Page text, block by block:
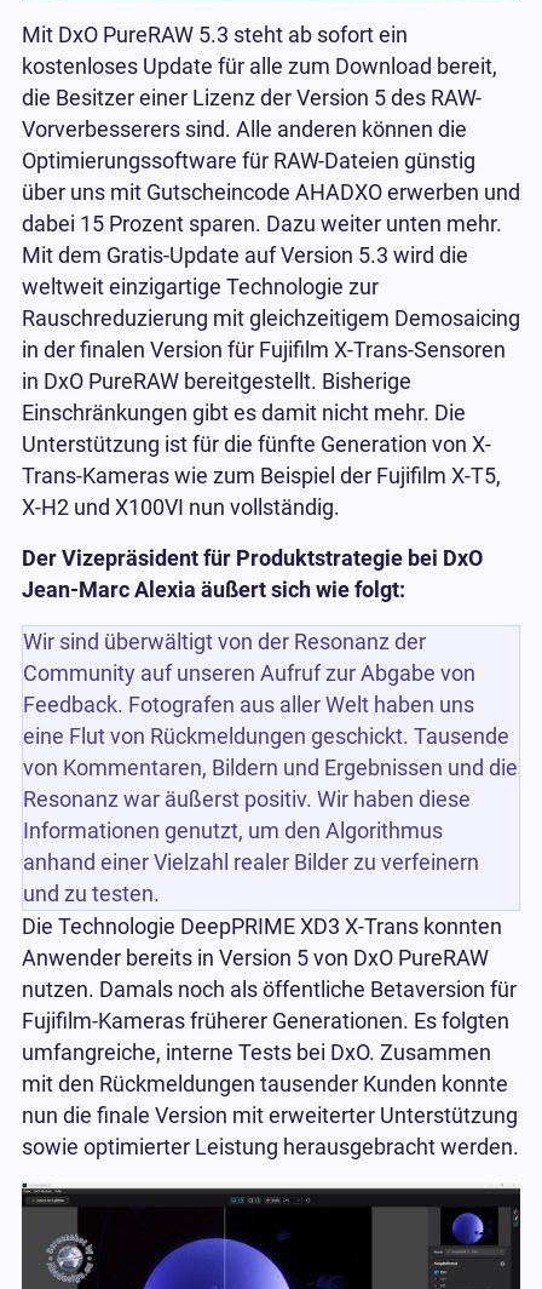
Mit DxO PureRAW 5.3 steht ab sofort ein
kostenloses Update für alle zum Download bereit,
die Besitzer einer Lizenz der Version 5 des RAW-
Vorverbesserers sind. Alle anderen können die
Optimierungssoftware für RAW-Dateien günstig
über uns mit Gutscheincode AHADXO erwerben und
dabei 15 Prozent sparen. Dazu weiter unten mehr.
Mit dem Gratis-Update auf Version 5.3 wird die
weltweit einzigartige Technologie zur
Rauschreduzierung mit gleichzeitigem Demosaicing
in der finalen Version für Fujifilm X-Trans-Sensoren
in DxO PureRAW bereitgestellt. Bisherige
Einschränkungen gibt es damit nicht mehr. Die
Unterstützung ist für die fünfte Generation von X-
Trans-Kameras wie zum Beispiel der Fujifilm X-T5,
X-H2 und X100VI nun vollständig.
Der Vizepräsident für Produktstrategie bei DxO
Jean-Marc Alexia äußert sich wie folgt:
Wir sind überwältigt von der Resonanz der
Community auf unseren Aufruf zur Abgabe von
Feedback. Fotografen aus aller Welt haben uns
eine Flut von Rückmeldungen geschickt. Tausende
von Kommentaren, Bildern und Ergebnissen und die
Resonanz war äußerst positiv. Wir haben diese
Informationen genutzt, um den Algorithmus
anhand einer Vielzahl realer Bilder zu verfeinern
und zu testen.
Die Technologie DeepPRIME XD3 X-Trans konnten
Anwender bereits in Version 5 von DxO PureRAW
nutzen. Damals noch als öffentliche Betaversion für
Fujifilm-Kameras früherer Generationen. Es folgten
umfangreiche, interne Tests bei DxO. Zusammen
mit den Rückmeldungen tausender Kunden konnte
nun die finale Version mit erweiterter Unterstützung
sowie optimierter Leistung herausgebracht werden.